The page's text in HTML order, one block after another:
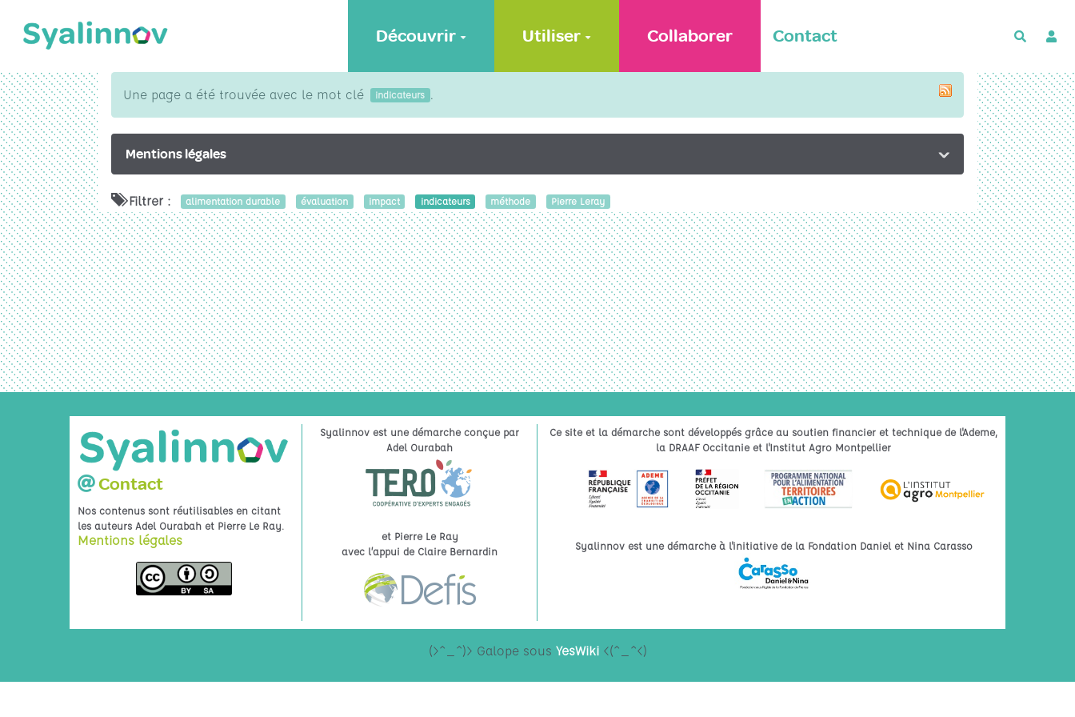
Découvrir Utiliser Collaborer Contact
Une page a été trouvée avec le mot clé indicateurs .
Mentions légales
Filtrer : alimentation durable évaluation impact indicateurs méthode Pierre Leray
Contact
Nos contenus sont réutilisables en citant
les auteurs Adel Ourabah et Pierre Le Ray.
Mentions légales
Syalinnov est une démarche conçue par
Adel Ourabah
et Pierre Le Ray
avec l’appui de Claire Bernardin
Ce site et la démarche sont développés grâce au soutien financier et technique de l'Ademe,
la DRAAF Occitanie et l'Institut Agro Montpellier
Syalinnov est une démarche à l'initiative de la Fondation Daniel et Nina Carasso
(>^_^)> Galope sous YesWiki<(^_^<)